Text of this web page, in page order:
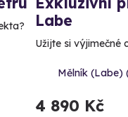
Labe
Užijte si výjimečné
Mělník (Labe)
4 890 Kč